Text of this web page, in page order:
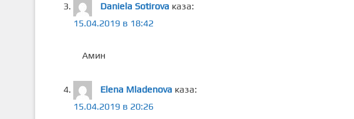
Daniela Sotirova каза:
15.04.2019 в 18:42
Амин
Elena Mladenova каза:
15.04.2019 в 20:26